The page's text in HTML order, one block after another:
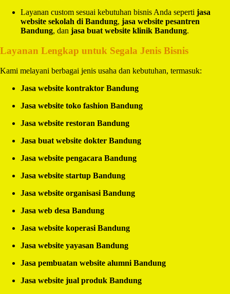
Layanan custom sesuai kebutuhan bisnis Anda seperti jasa
website sekolah di Bandung, jasa website pesantren
Bandung, dan jasa buat website klinik Bandung.
Layanan Lengkap untuk Segala Jenis Bisnis
Kami melayani berbagai jenis usaha dan kebutuhan, termasuk:
Jasa website kontraktor Bandung
Jasa website toko fashion Bandung
Jasa website restoran Bandung
Jasa buat website dokter Bandung
Jasa website pengacara Bandung
Jasa website startup Bandung
Jasa website organisasi Bandung
Jasa web desa Bandung
Jasa website koperasi Bandung
Jasa website yayasan Bandung
Jasa pembuatan website alumni Bandung
Jasa website jual produk Bandung